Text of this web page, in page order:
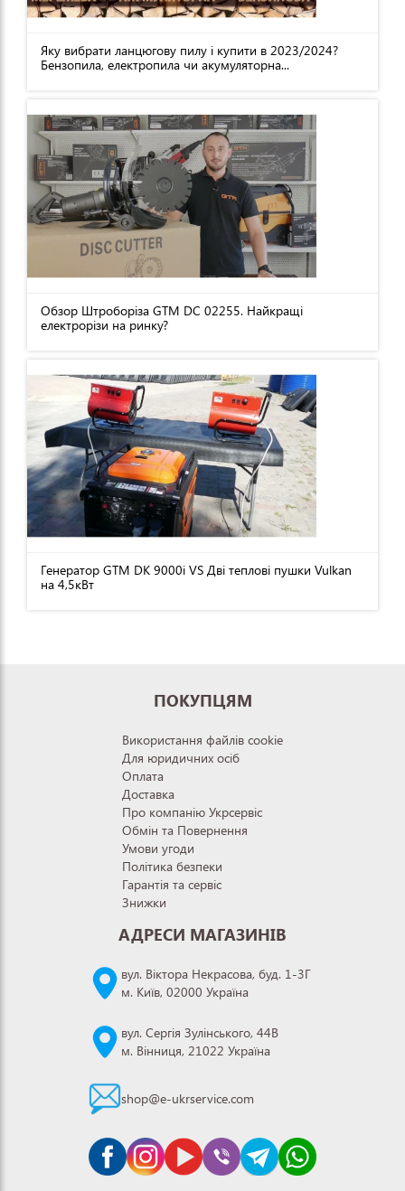
Яку вибрати ланцюгову пилу і купити в 2023/2024?
Бензопила, електропила чи акумуляторна...
Обзор Штроборіза GTM DC 02255. Найкращі
електрорізи на ринку?
Генератор GTM DK 9000i VS Дві теплові пушки Vulkan
на 4,5кВт
ПОКУПЦЯМ
Використання файлів cookie
Для юридичних осіб
Оплата
Доставка
Про компанію Укрсервіс
Обмін та Повернення
Умови угоди
Політика безпеки
Гарантія та сервіс
Знижки
АДРЕСИ МАГАЗИНІВ
вул. Віктора Некрасова, буд. 1-3Г
м. Київ, 02000 Україна
вул. Сергія Зулінського, 44В
м. Вінниця, 21022 Україна
shop@e-ukrservice.com